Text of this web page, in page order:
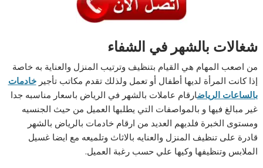
شغالات بالشهر في الشفاء
من اصعب المهام هي القيام بتنظيف وترتيب المنزل والعناية به خاصة
إذا كانت المرأة لديها أطفال أو تعمل ولذلك تقدم مكاتب تأجيرخادمات
بالساعات الرياضارقام عاملات بالشهر في الرياض باسعار مناسبه جدا
غير مبالغ فيها و بالمواصفات التي يطلبها العميل من حيث الجنسيه
ومستوى الخبرة فلديهم العديد من ارقام خادمات بالرياض بالشهر
قادرة على تنظيف المنزل والعنايه بالاثاث وتلميعه مع ايضا غسيل
الملابس وتنظيفها وكيها علي حسب رغبة العميل.